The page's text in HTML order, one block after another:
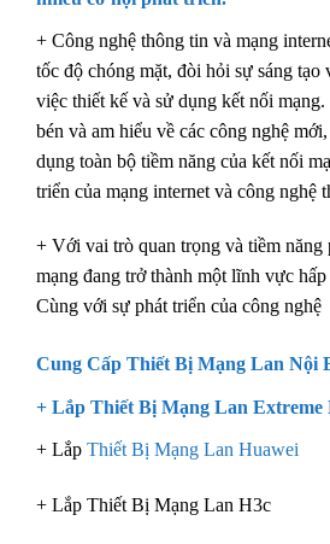
+ Công nghệ thông tin và mạng
tốc độ chóng mặt, đòi hỏi sự sáng tạo
việc thiết kế và sử dụng kết nối
bén và am hiểu về các công nghệ
dụng toàn bộ tiềm năng của kết nối
triển của mạng internet và công nghệ
+ Với vai trò quan trọng và tiềm năng
mạng đang trở thành một lĩnh vực
Cùng với sự phát triển của công nghệ
Cung Cấp Thiết Bị Mạng Lan Nội
+ Lắp Thiết Bị Mạng Lan Extreme
+ Lắp Thiết Bị Mạng Lan Huawei
+ Lắp Thiết Bị Mạng Lan H3c